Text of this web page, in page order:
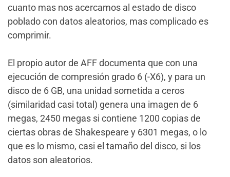
cuanto mas nos acercamos al estado de disco
poblado con datos aleatorios, mas complicado es
comprimir.
El propio autor de AFF documenta que con una
ejecución de compresión grado 6 (-X6), y para un
disco de 6 GB, una unidad sometida a ceros
(similaridad casi total) genera una imagen de 6
megas, 2450 megas si contiene 1200 copias de
ciertas obras de Shakespeare y 6301 megas, o lo
que es lo mismo, casi el tamaño del disco, si los
datos son aleatorios.